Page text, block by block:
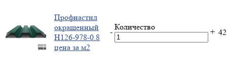
Профнастил
окрашенный
Н126-978-0.8
цена за м2
-
Количество
+